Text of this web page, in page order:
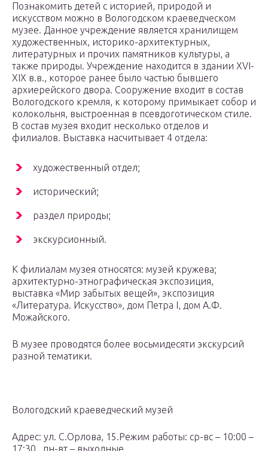
Познакомить детей с историей, природой и
искусством можно в Вологодском краеведческом
музее. Данное учреждение является хранилищем
художественных, историко-архитектурных,
литературных и прочих памятников культуры, а
также природы. Учреждение находится в здании XVI-
XIX в.в., которое ранее было частью бывшего
архиерейского двора. Сооружение входит в состав
Вологодского кремля, к которому примыкает собор и
колокольня, выстроенная в псевдоготическом стиле.
В состав музея входит несколько отделов и
филиалов. Выставка насчитывает 4 отдела:
художественный отдел;
исторический;
раздел природы;
экскурсионный.
К филиалам музея относятся: музей кружева;
архитектурно-этнографическая экспозиция,
выставка «Мир забытых вещей», экспозиция
«Литература. Искусство», дом Петра I, дом А.Ф.
Можайского.
В музее проводятся более восьмидесяти экскурсий
разной тематики.
Вологодский краеведческий музей
Адрес: ул. С.Орлова, 15.Режим работы: ср-вс – 10:00 –
17:30., пн-вт – выходные.